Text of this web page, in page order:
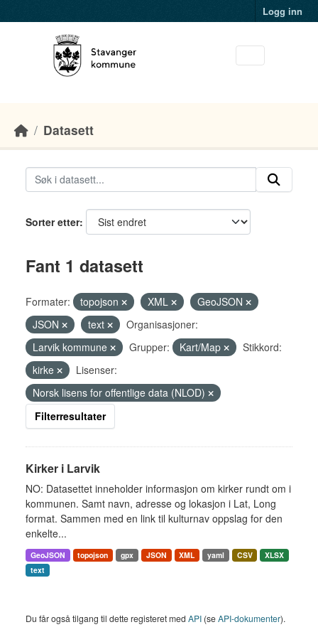
Logg inn
Datasett
Sorter etter
Fant 1 datasett
Formater: topojson XML
GeoJSON
JSON
text
Organisasjoner:
Larvik kommune
Grupper: Kart/Map
Stikkord:
kirke
Lisenser:
Norsk lisens for offentlige data (NLOD)
Filterresultater
Kirker i Larvik
NO: Datasettet inneholder informasjon om kirker rundt om i
kommunen. Samt navn, adresse og lokasjon i Lat, Long
format. Sammen med en link til kulturnav oppslag for den
enkelte...
GeoJSON topojson gpx JSON XML yaml CSV
XLSX
text
Du får også tilgang til dette registeret med API (seAPI-dokumenter).